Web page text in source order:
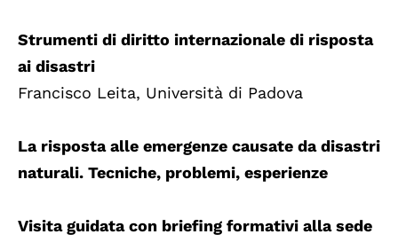
Strumenti di diritto internazionale di risposta
ai disastri
Francisco Leita, Università di Padova
La risposta alle emergenze causate da disastri
naturali. Tecniche, problemi, esperienze
Visita guidata con briefing formativi alla sede